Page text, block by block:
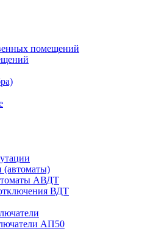
помещений
(автоматы)
АВДТ
ВДТ
АП50